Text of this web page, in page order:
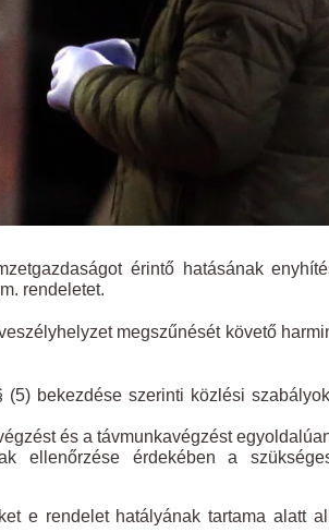
érintő hatásának
rendeletet.
megszűnését követő
bekezdése szerinti közlési
és a távmunkavégzést
ellenőrzése érdekében a
e rendelet hatályának tartama alatt